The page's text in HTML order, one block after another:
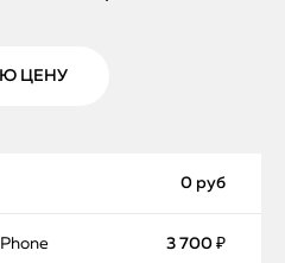
ЦЕНУ
0 руб
3 700 ₽